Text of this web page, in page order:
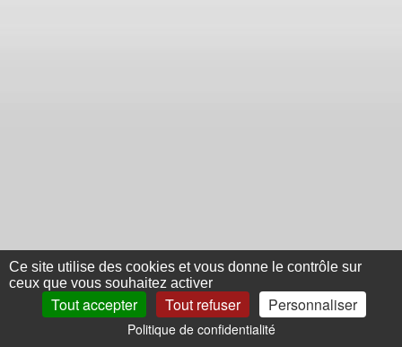
Ce site utilise des cookies et vous donne le contrôle sur
ceux que vous souhaitez activer
Tout accepter Tout refuser Personnaliser
Politique de confidentialité